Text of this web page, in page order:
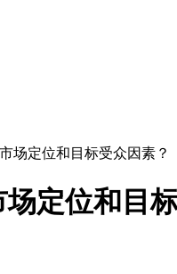
场定位和目标受众因素？
定位和目